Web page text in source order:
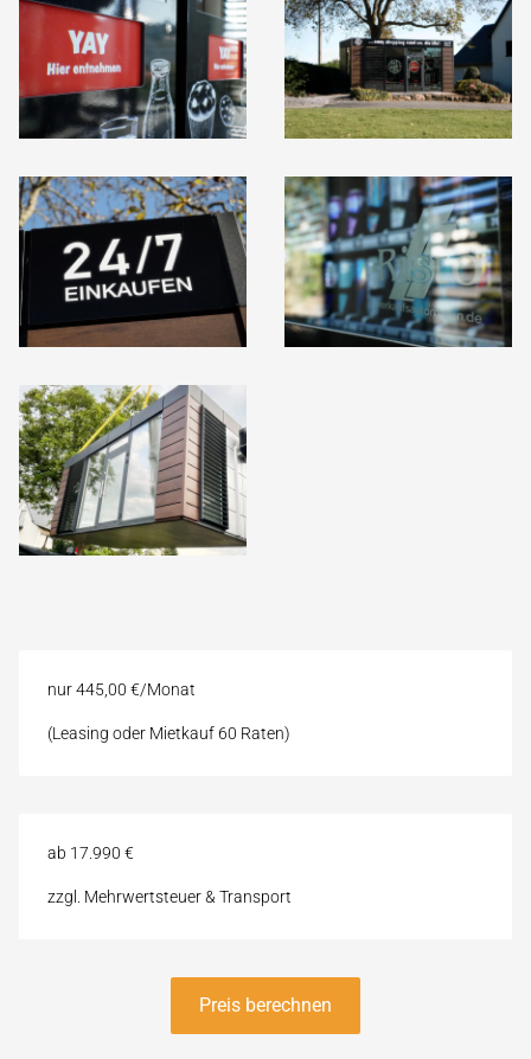
nur 445,00 €/Monat
(Leasing oder Mietkauf 60 Raten)
ab 17.990 €
zzgl. Mehrwertsteuer & Transport
Preis berechnen